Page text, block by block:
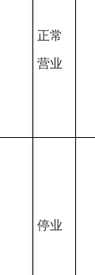
正常
营业
停业